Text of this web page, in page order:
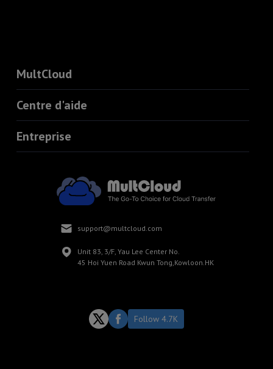
MultCloud
Centre d'aide
Entreprise
support@multcloud.com
Unit 83, 3/F, Yau Lee Center No.
45 Hoi Yuen Road Kwun Tong,Kowloon.HK
Follow 4.7K